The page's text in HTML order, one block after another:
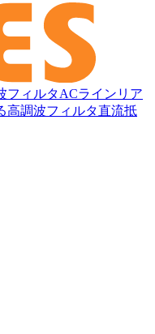
フィルタACラインリア
高調波フィルタ直流抵